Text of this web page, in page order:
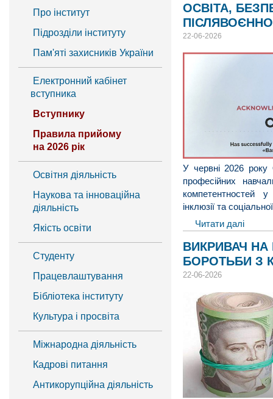
Про інститут​
Підрозділи інституту​
Пам'яті захисників України
Електронний кабінет
вступника
Вступнику
Правила прийому
на 2026 рік​
Освітня діяльність
Наукова та інноваційна
діяльність​​
Якість освіти​
Студенту​
Працевлаштування​
Бібліотека інституту​
Культура і просвіта​
Міжнародна діяльність
Кадрові питання
Антикорупційна діяльність
ОСВІТА,
22-06-2026
У червні 2026 року
професійних
компетентностей
інклюзії та
Читати далі
ВИКРИВАЧ НА
БОРОТЬБИ З
22-06-2026